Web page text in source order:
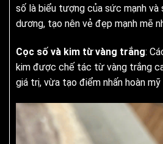
số là biểu tượng của sức mạnh và
dương, tạo nên vẻ đẹp mạnh mẽ
Cọc số và kim từ vàng trắng:
kim được chế tác từ vàng trắng
giá trị, vừa tạo điểm nhấn hoàn